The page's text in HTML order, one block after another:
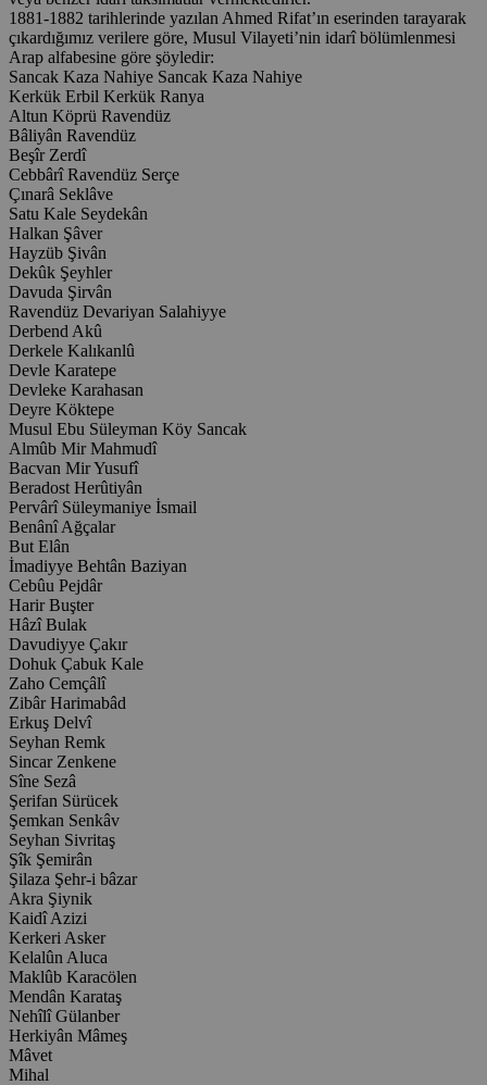
1881-1882 tarihlerinde yazılan Ahmed Rifat’ın eserinden tarayarak
çıkardığımız verilere göre, Musul Vilayeti’nin idarî bölümlenmesi
Arap alfabesine göre şöyledir:
Sancak Kaza Nahiye Sancak Kaza Nahiye
Kerkük Erbil Kerkük Ranya
Altun Köprü Ravendüz
Bâliyân Ravendüz
Beşîr Zerdî
Cebbârî Ravendüz Serçe
Çınarâ Seklâve
Satu Kale Seydekân
Halkan Şâver
Hayzüb Şivân
Dekûk Şeyhler
Davuda Şirvân
Ravendüz Devariyan Salahiyye
Derbend Akû
Derkele Kalıkanlû
Devle Karatepe
Devleke Karahasan
Deyre Köktepe
Musul Ebu Süleyman Köy Sancak
Almûb Mir Mahmudî
Bacvan Mir Yusufî
Beradost Herûtiyân
Pervârî Süleymaniye İsmail
Benânî Ağçalar
But Elân
İmadiyye Behtân Baziyan
Cebûu Pejdâr
Harir Buşter
Hâzî Bulak
Davudiyye Çakır
Dohuk Çabuk Kale
Zaho Cemçâlî
Zibâr Harimabâd
Erkuş Delvî
Seyhan Remk
Sincar Zenkene
Sîne Sezâ
Şerifan Sürücek
Şemkan Senkâv
Seyhan Sivritaş
Şîk Şemirân
Şilaza Şehr-i bâzar
Akra Şiynik
Kaidî Azizi
Kerkeri Asker
Kelalûn Aluca
Maklûb Karacölen
Mendân Karataş
Nehîlî Gülanber
Herkiyân Mâmeş
Mâvet
Mihal